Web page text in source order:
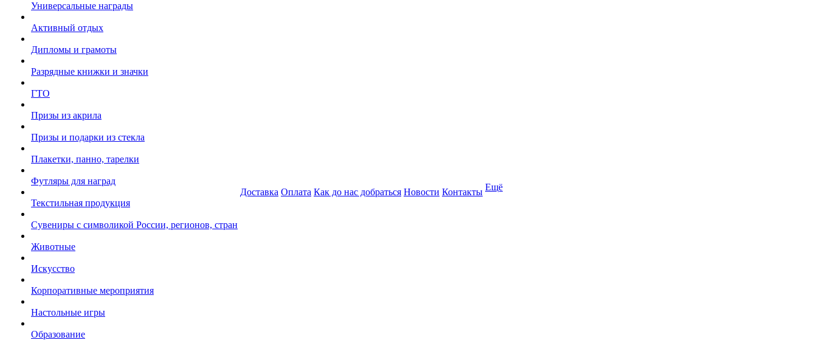
Универсальные награды
Активный отдых
Дипломы и грамоты
Разрядные книжки и значки
ГТО
Призы из акрила
Призы и подарки из стекла
Плакетки, панно, тарелки
Футляры для наград
Текстильная продукция
Сувениры с символикой России, регионов, стран
Животные
Искусство
Корпоративные мероприятия
Настольные игры
Образование
Доставка Оплата Как до нас добраться Новости Контакты Ещё